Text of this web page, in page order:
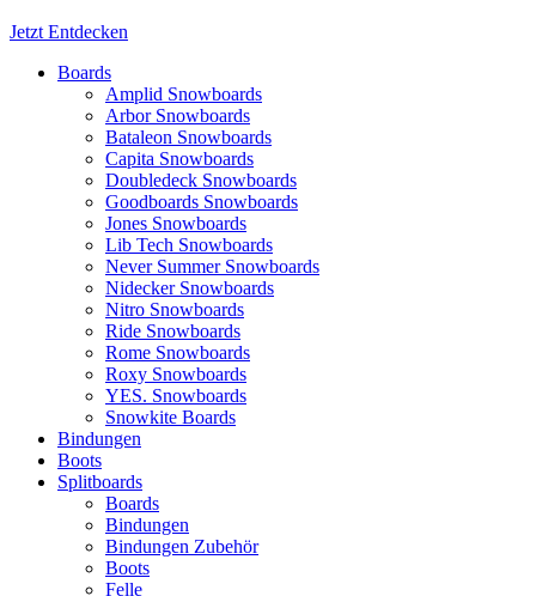
Jetzt Entdecken
Boards
Amplid Snowboards
Arbor Snowboards
Bataleon Snowboards
Capita Snowboards
Doubledeck Snowboards
Goodboards Snowboards
Jones Snowboards
Lib Tech Snowboards
Never Summer Snowboards
Nidecker Snowboards
Nitro Snowboards
Ride Snowboards
Rome Snowboards
Roxy Snowboards
YES. Snowboards
Snowkite Boards
Bindungen
Boots
Splitboards
Boards
Bindungen
Bindungen Zubehör
Boots
Felle